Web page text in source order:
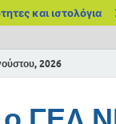
και ιστολόγια
2026